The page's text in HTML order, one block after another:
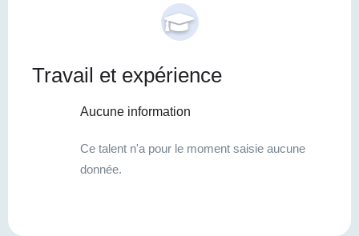
Travail et expérience
Aucune information
Ce talent n'a pour le moment saisie aucune
donnée.